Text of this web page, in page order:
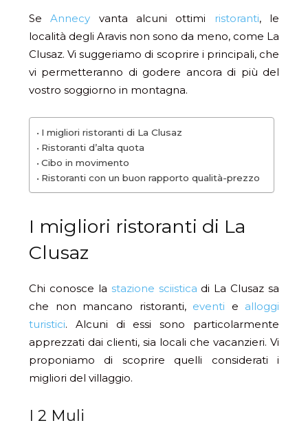
SeAnnecy vanta alcuni ottimi ristoranti, le
località degli Aravis non sono da meno, come La
Clusaz. Vi suggeriamo di scoprire i principali, che
vi permetteranno di godere ancora di più del
vostro soggiorno in montagna.
I migliori ristoranti di La Clusaz
Ristoranti d’alta quota
Cibo in movimento
Ristoranti con un buon rapporto qualità-prezzo
I migliori ristoranti di La
Clusaz
Chi conosce la stazione sciistica di La Clusaz sa
che non mancano ristoranti, eventi e alloggi
turistici. Alcuni di essi sono particolarmente
apprezzati dai clienti, sia locali che vacanzieri. Vi
proponiamo di scoprire quelli considerati i
migliori del villaggio.
I 2 Muli